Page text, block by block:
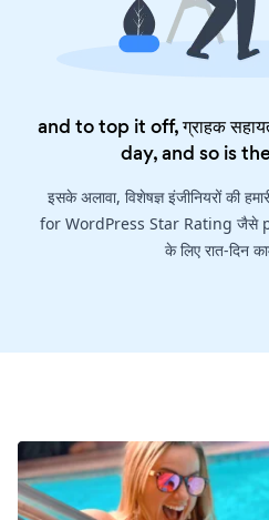
and to top it off, ग्राहक
day, and so is
इसके अलावा, विशेषज्ञ इंजीनियरों की
for WordPress Star Rating जैसे
के लिए रात-दिन